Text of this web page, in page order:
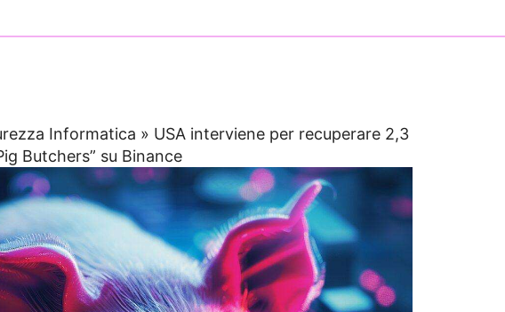
Informatica » USA interviene per recuperare 2,3
Butchers” su Binance